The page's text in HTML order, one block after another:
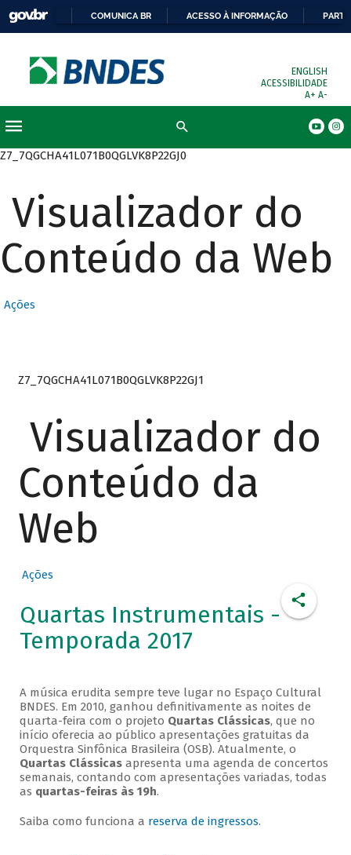
COMUNICA BR ACESSO À INFORMAÇÃO
ENGLISH
ACESSIBILIDADE
A+ A-
Z7_7QGCHA41L071B0QGLVK8P22GJ0
Visualizador do
Conteúdo da Web
Ações
Z7_7QGCHA41L071B0QGLVK8P22GJ1
Visualizador do
Conteúdo da
Web
Ações
Quartas Instrumentais -
Temporada 2017
A música erudita sempre teve lugar no Espaço Cultural
BNDES. Em 2010, ganhou definitivamente as noites de
quarta-feira com o projeto Quartas Clássicas, que no
início oferecia ao público apresentações gratuitas da
Orquestra Sinfônica Brasileira (OSB). Atualmente, o
Quartas Clássicasapresenta uma agenda de concertos
semanais, contando com apresentações variadas, todas
as quartas-feiras às 19h.
Saiba como funciona a reserva de ingressos.